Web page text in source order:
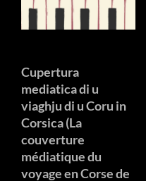
Cupertura
mediatica di u
viaghju di u Coru in
Corsica (La
couverture
médiatique du
voyage en Corse de